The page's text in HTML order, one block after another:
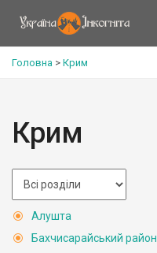
Головна > Крим
Крим
Алушта
Бахчисарайський район